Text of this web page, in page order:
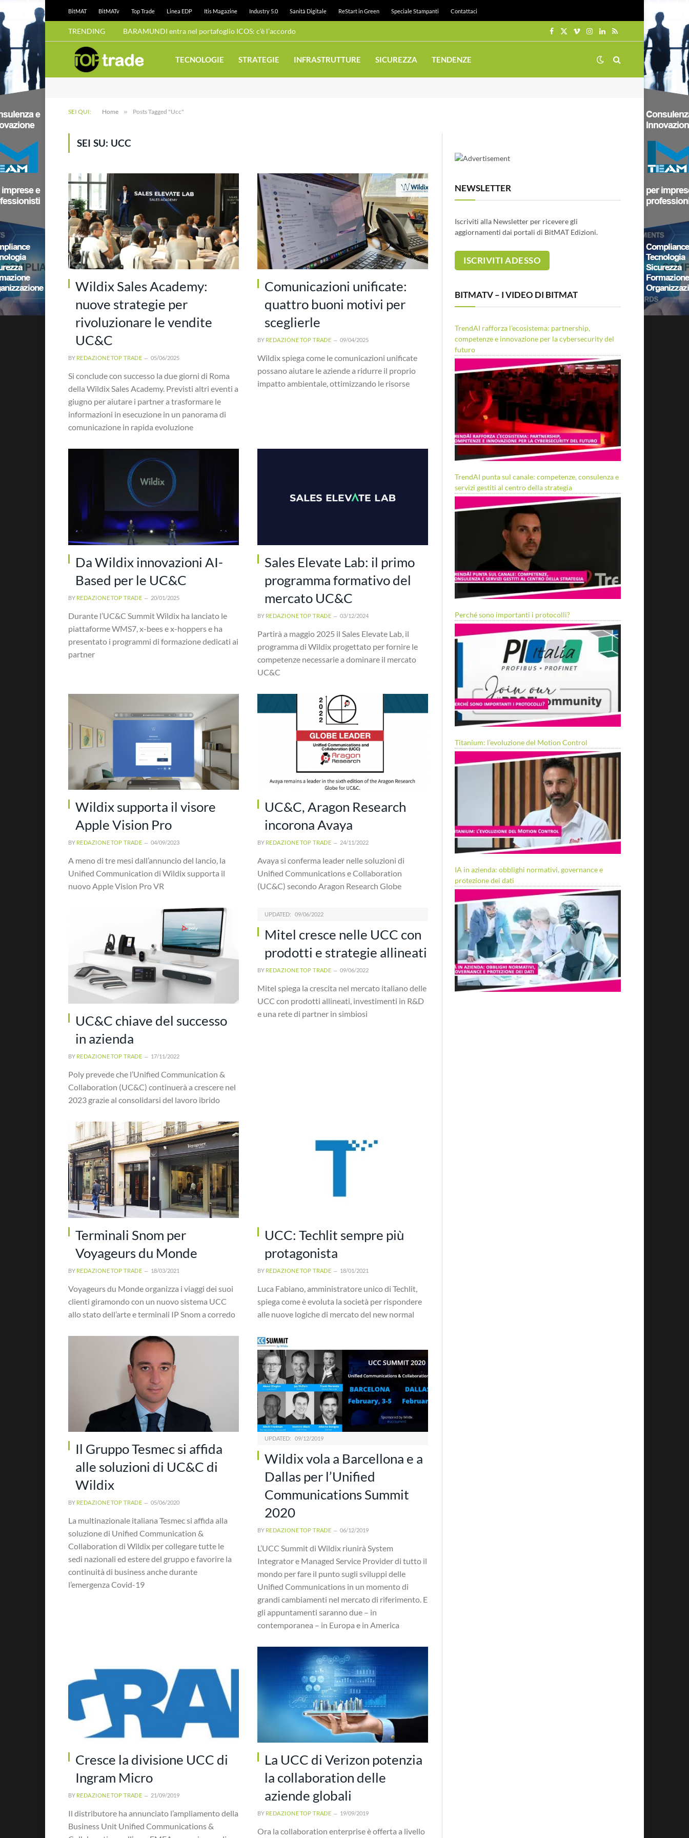
BitMAT BitMATv Top Trade Linea EDP Itis Magazine Industry 5.0 Sanità Digitale ReStart in Green Speciale Stampanti Contattaci
TRENDING
Facebook
X
VimeoInstagram
LinkedIn
RSS
TECNOLOGIE STRATEGIE INFRASTRUTTURE SICUREZZA TENDENZE
SEI QUI: Home » Posts Tagged "Ucc"
SEI SU: UCC
Wildix Sales Academy:
nuove strategie per
rivoluzionare le vendite
UC&C
BY REDAZIONE TOP TRADE 05/06/2025
Si conclude con successo la due giorni di Roma
della Wildix Sales Academy. Previsti altri eventi a
giugno per aiutare i partner a trasformare le
informazioni in esecuzione in un panorama di
comunicazione in rapida evoluzione
Comunicazioni unificate:
quattro buoni motivi per
sceglierle
BY REDAZIONE TOP TRADE 09/04/2025
Wildix spiega come le comunicazioni unificate
possano aiutare le aziende a ridurre il proprio
impatto ambientale, ottimizzando le risorse
Da Wildix innovazioni AI-
Based per le UC&C
BY REDAZIONE TOP TRADE 20/01/2025
Durante l’UC&C Summit Wildix ha lanciato le
piattaforme WMS7, x-bees e x-hoppers e ha
presentato i programmi di formazione dedicati ai
partner
Sales Elevate Lab: il primo
programma formativo del
mercato UC&C
BY REDAZIONE TOP TRADE 03/12/2024
Partirà a maggio 2025 il Sales Elevate Lab, il
programma di Wildix progettato per fornire le
competenze necessarie a dominare il mercato
UC&C
Wildix supporta il visore
Apple Vision Pro
BY REDAZIONE TOP TRADE 04/09/2023
A meno di tre mesi dall’annuncio del lancio, la
Unified Communication di Wildix supporta il
nuovo Apple Vision Pro VR
UC&C, Aragon Research
incorona Avaya
BY REDAZIONE TOP TRADE 24/11/2022
Avaya si conferma leader nelle soluzioni di
Unified Communications e Collaboration
(UC&C) secondo Aragon Research Globe
UC&C chiave del successo
in azienda
BY REDAZIONE TOP TRADE 17/11/2022
Poly prevede che l’Unified Communication &
Collaboration (UC&C) continuerà a crescere nel
2023 grazie al consolidarsi del lavoro ibrido
UPDATED: 09/06/2022
Mitel cresce nelle UCC con
prodotti e strategie allineati
BY REDAZIONE TOP TRADE 09/06/2022
Mitel spiega la crescita nel mercato italiano delle
UCC con prodotti allineati, investimenti in R&D
e una rete di partner in simbiosi
Terminali Snom per
Voyageurs du Monde
BY REDAZIONE TOP TRADE 18/03/2021
Voyageurs du Monde organizza i viaggi dei suoi
clienti giramondo con un nuovo sistema UCC
allo stato dell’arte e terminali IP Snom a corredo
UCC: Techlit sempre più
protagonista
BY REDAZIONE TOP TRADE 18/01/2021
Luca Fabiano, amministratore unico di Techlit,
spiega come è evoluta la società per rispondere
alle nuove logiche di mercato del new normal
Il Gruppo Tesmec si affida
alle soluzioni di UC&C di
Wildix
BY REDAZIONE TOP TRADE 05/06/2020
La multinazionale italiana Tesmec si affida alla
soluzione di Unified Communication &
Collaboration di Wildix per collegare tutte le
sedi nazionali ed estere del gruppo e favorire la
continuità di business anche durante
l’emergenza Covid-19
UPDATED: 09/12/2019
Wildix vola a Barcellona e a
Dallas per l’Unified
Communications Summit
2020
BY REDAZIONE TOP TRADE 06/12/2019
L’UCC Summit di Wildix riunirà System
Integrator e Managed Service Provider di tutto il
mondo per fare il punto sugli sviluppi delle
Unified Communications in un momento di
grandi cambiamenti nel mercato di riferimento. E
gli appuntamenti saranno due – in
contemporanea – in Europa e in America
Cresce la divisione UCC di
Ingram Micro
BY REDAZIONE TOP TRADE 21/09/2019
Il distributore ha annunciato l’ampliamento della
Business Unit Unified Communications &
La UCC di Verizon potenzia
la collaboration delle
aziende globali
BY REDAZIONE TOP TRADE 19/09/2019
Ora la collaboration enterprise è offerta a livello
NEWSLETTER
Iscriviti alla Newsletter per ricevere gli
aggiornamenti dai portali di BitMAT Edizioni.
BITMATV – I VIDEO DI BITMAT
TrendAI rafforza l’ecosistema: partnership,
competenze e innovazione per la cybersecurity del
futuro
TrendAI punta sul canale: competenze, consulenza e
servizi gestiti al centro della strategia
Perché sono importanti i protocolli?
Titanium: l’evoluzione del Motion Control
IA in azienda: obblighi normativi, governance e
protezione dei dati